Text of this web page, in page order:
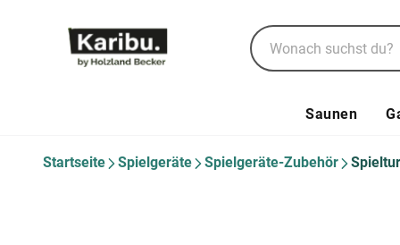
Saunen
Startseite Spielgeräte Spielgeräte-Zubehör